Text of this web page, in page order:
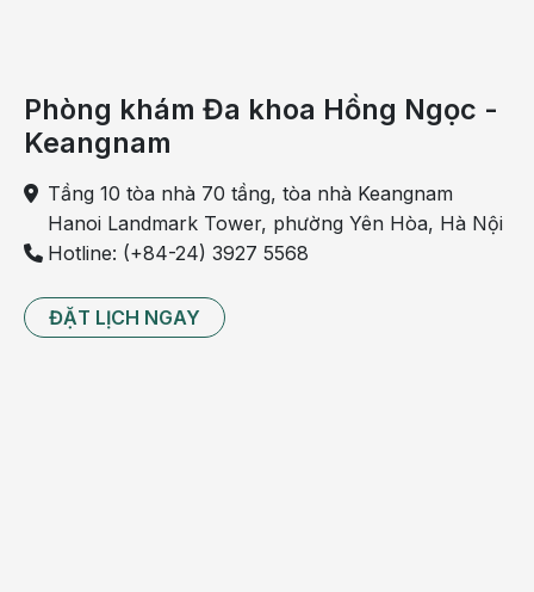
Theo dõi số lượng thực phẩm dung nạp mỗi ngày
Nếu như giai đoạn 3 tháng đầu thai kỳ, các mẹ bầu gặp
nghénthì 3 tháng cuối là thời kỳ các mẹ cần tăng tốc nạp
đủ dinh dưỡng mỗi ngày. Bởi vì đây là giai đoạn thai nhi
phát triển nhanh nhất. Dưới đây là các chất dinh dưỡng
- Chất béo: Chiếm 25-30% tổng số năng lượng nạp vào
Phòng khám Đa khoa Hồng Ngọc -
Keangnam
Tầng 10 tòa nhà 70 tầng, tòa nhà Keangnam
Hanoi Landmark Tower, phường Yên Hòa, Hà Nội
Hotline: (+84-24) 3927 5568
ĐẶT LỊCH NGAY